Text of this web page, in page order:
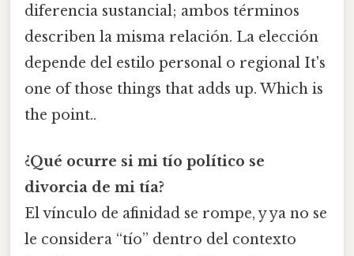
diferencia sustancial; ambos términos
describen la misma relación. La elección
depende del estilo personal o regional It's
one of those things that adds up. Which is
the point..
¿Qué ocurre si mi tío político se
divorcia de mi tía?
El vínculo de afinidad se rompe, y ya no se
le considera “tío” dentro del contexto